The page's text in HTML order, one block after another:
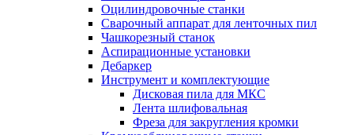
Оцилиндровочные станки
Сварочный аппарат для ленточных пил
Чашкорезный станок
Аспирационные установки
Дебаркер
Инструмент и комплектующие
Дисковая пила для МКС
Лента шлифовальная
Фреза для закругления кромки